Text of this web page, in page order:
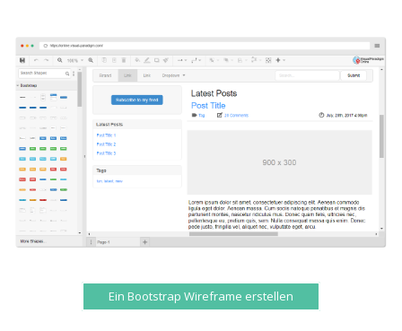
Ein Bootstrap Wireframe erstellen